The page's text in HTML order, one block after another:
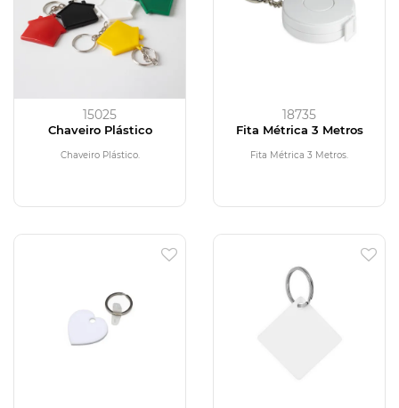
15025
Chaveiro Plástico
Chaveiro Plástico.
18735
Fita Métrica 3 Metros
Fita Métrica 3 Metros.